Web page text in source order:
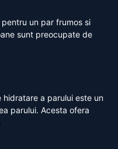
un par frumos si
sunt preocupate de
hidratare a parului este un
parului. Acesta ofera